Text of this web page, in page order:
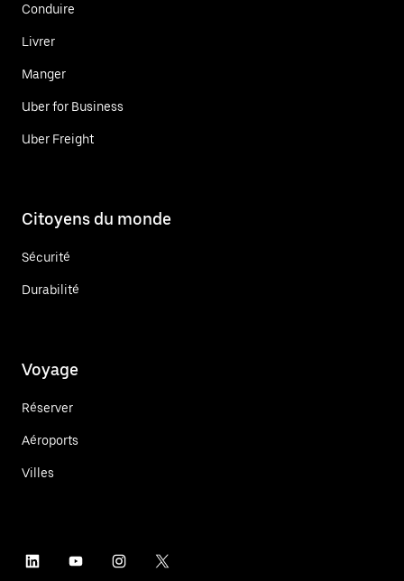
Conduire
Livrer
Manger
Uber for Business
Uber Freight
Citoyens du monde
Sécurité
Durabilité
Voyage
Réserver
Aéroports
Villes